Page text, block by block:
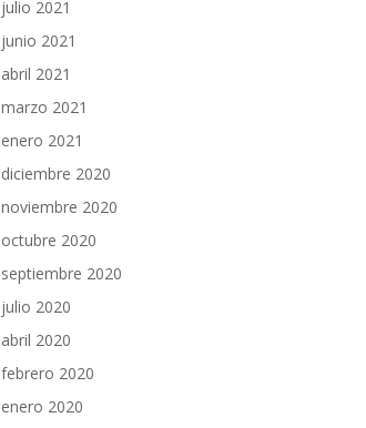
julio 2021
junio 2021
abril 2021
marzo 2021
enero 2021
diciembre 2020
noviembre 2020
octubre 2020
septiembre 2020
julio 2020
abril 2020
febrero 2020
enero 2020